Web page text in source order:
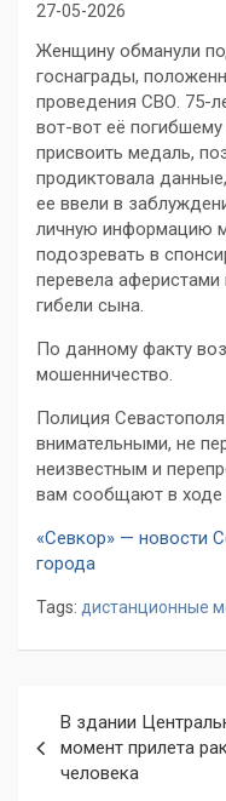
27-05-2026
Женщину обманули
госнаграды,
проведения СВО. 75-
вот-вот её
присвоить медаль,
продиктовала
ее ввели в
личную информацию
подозревать в
перевела
гибели сына.
По данному факту
мошенничество.
Полиция
внимательными, не
неизвестным и
вам сообщают в ходе
«Севкор» — новости
города
Tags: дистанционные
по
записям
В здании
момент прилета
человека